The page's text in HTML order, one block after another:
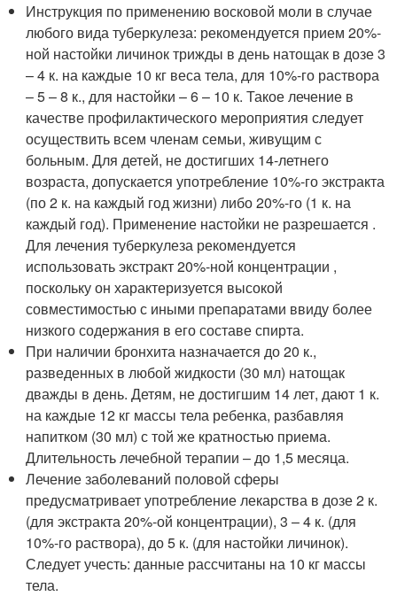
Инструкция по применению восковой моли в случае
любого вида туберкулеза: рекомендуется прием 20%-
ной настойки личинок трижды в день натощак в дозе 3
– 4 к. на каждые 10 кг веса тела, для 10%-го раствора
– 5 – 8 к., для настойки – 6 – 10 к. Такое лечение в
качестве профилактического мероприятия следует
осуществить всем членам семьи, живущим с
больным. Для детей, не достигших 14-летнего
возраста, допускается употребление 10%-го экстракта
(по 2 к. на каждый год жизни) либо 20%-го (1 к. на
каждый год). Применение настойки не разрешается .
Для лечения туберкулеза рекомендуется
использовать экстракт 20%-ной концентрации ,
поскольку он характеризуется высокой
совместимостью с иными препаратами ввиду более
низкого содержания в его составе спирта.
При наличии бронхита назначается до 20 к.,
разведенных в любой жидкости (30 мл) натощак
дважды в день. Детям, не достигшим 14 лет, дают 1 к.
на каждые 12 кг массы тела ребенка, разбавляя
напитком (30 мл) с той же кратностью приема.
Длительность лечебной терапии – до 1,5 месяца.
Лечение заболеваний половой сферы
предусматривает употребление лекарства в дозе 2 к.
(для экстракта 20%-ой концентрации), 3 – 4 к. (для
10%-го раствора), до 5 к. (для настойки личинок).
Следует учесть: данные рассчитаны на 10 кг массы
тела.